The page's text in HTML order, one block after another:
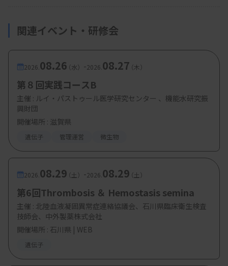
関連イベント・研修会
2026. 08.26（水） -2026. 08.27（木）
第８回実践コースB
主催 : ルイ・パストゥール医学研究センター 、機能水研究振
興財団
開催場所 : 滋賀県
遺伝子 管理運営 微生物
2026. 08.29（土） -2026. 08.29（土）
第6回Thrombosis ＆ Hemostasis semina
主催 : 北陸血液凝固異常症連絡協議会、石川県臨床衛生検査
技師会、中外製薬株式会社
開催場所 : 石川県 | WEB
遺伝子